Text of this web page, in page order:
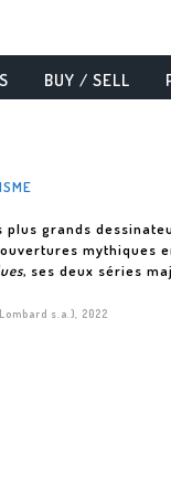
BUY / SELL
grands
mythiques
, ses deux séries
s.a.), 2022